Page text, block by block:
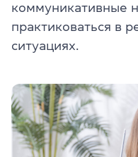
коммуникативные
практиковаться в
ситуациях.